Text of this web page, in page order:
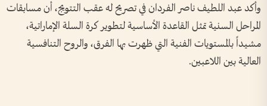
وأكد عبد اللطيف ناصر الفردان في تصريح له عقب التتويج، أن مسابقات
المراحل السنية تمثل القاعدة الأساسية لتطوير كرة السلة الإماراتية،
مشيداً بالمستويات الفنية التي ظهرت بها الفرق، والروح التنافسية
العالية بين اللاعبين.